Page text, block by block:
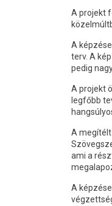
A projekt
A
terv. A
pedig
A projekt
legfőbb
A
ami a
A